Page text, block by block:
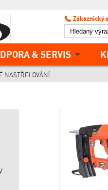
& SERVIS
Zákaznický
NASTŘELOVÁNÍ